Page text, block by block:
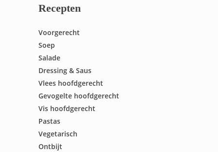
Recepten
Voorgerecht
Soep
Salade
Dressing & Saus
Vlees hoofdgerecht
Gevogelte hoofdgerecht
Vis hoofdgerecht
Pastas
Vegetarisch
Ontbijt